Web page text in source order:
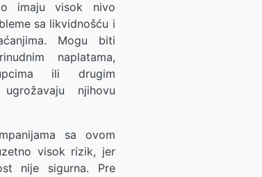
imaju visok nivo
sa likvidnošću i
Mogu biti
naplatama,
ili drugim
njihovu
sa ovom
visok rizik, jer
nije sigurna. Pre